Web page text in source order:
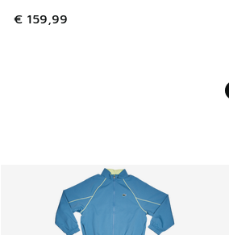
€ 159,99